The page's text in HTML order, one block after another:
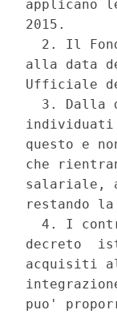
applicano
2015.
2. Il
alla data
Ufficiale
3. Dalla
questo e
che
salariale,
restando
4. I
decreto
acquisiti al
puo'